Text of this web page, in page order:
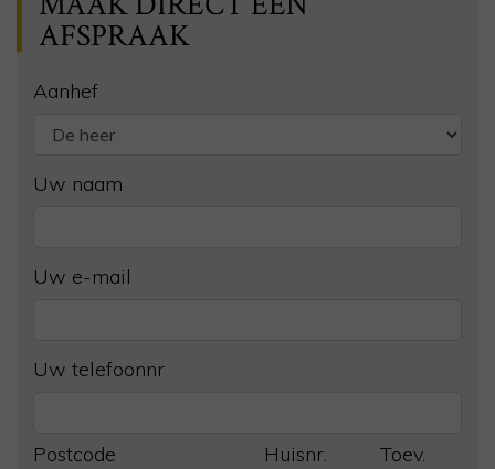
AFSPRAAK
Aanhef
Uw naam
Uw e-mail
Uw telefoonnr
Postcode Huisnr. Toev.